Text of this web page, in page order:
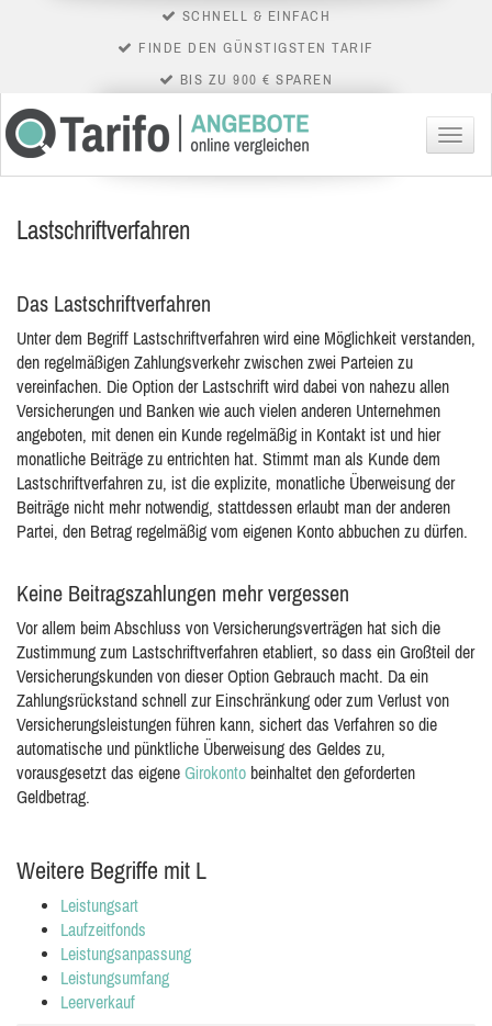
SCHNELL & EINFACH
FINDE DEN GÜNSTIGSTEN TARIF
BIS ZU 900 € SPAREN
Menü
Lastschriftverfahren
Das Lastschriftverfahren
Unter dem Begriff Lastschriftverfahren wird eine Möglichkeit verstanden,
den regelmäßigen Zahlungsverkehr zwischen zwei Parteien zu
vereinfachen. Die Option der Lastschrift wird dabei von nahezu allen
Versicherungen und Banken wie auch vielen anderen Unternehmen
angeboten, mit denen ein Kunde regelmäßig in Kontakt ist und hier
monatliche Beiträge zu entrichten hat. Stimmt man als Kunde dem
Lastschriftverfahren zu, ist die explizite, monatliche Überweisung der
Beiträge nicht mehr notwendig, stattdessen erlaubt man der anderen
Partei, den Betrag regelmäßig vom eigenen Konto abbuchen zu dürfen.
Keine Beitragszahlungen mehr vergessen
Vor allem beim Abschluss von Versicherungsverträgen hat sich die
Zustimmung zum Lastschriftverfahren etabliert, so dass ein Großteil der
Versicherungskunden von dieser Option Gebrauch macht. Da ein
Zahlungsrückstand schnell zur Einschränkung oder zum Verlust von
Versicherungsleistungen führen kann, sichert das Verfahren so die
automatische und pünktliche Überweisung des Geldes zu,
vorausgesetzt das eigene Girokonto beinhaltet den geforderten
Geldbetrag.
Weitere Begriffe mit L
Leistungsart
Laufzeitfonds
Leistungsanpassung
Leistungsumfang
Leerverkauf